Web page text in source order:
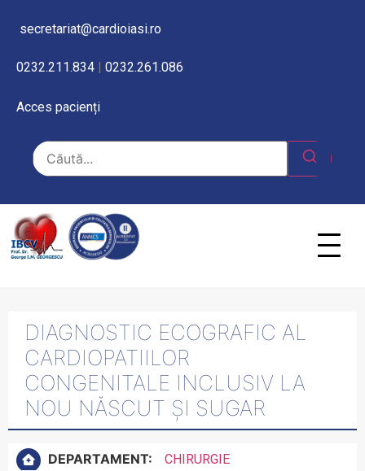
secretariat@cardioiasi.ro
0232.211.834 0232.261.086
Acces pacienți
DIAGNOSTIC ECOGRAFIC AL
CARDIOPATIILOR
CONGENITALE INCLUSIV LA
NOU NĂSCUT ȘI SUGAR
DEPARTAMENT:
CHIRURGIE